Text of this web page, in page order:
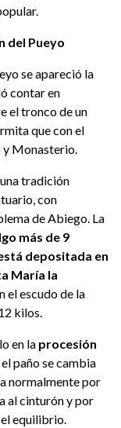
del Pueyo
se apareció la
contar en
el tronco de un
que con el
Monasterio.
tradición
con
de Abiego. La
más de 9
depositada en
María la
el escudo de la
kilos.
en la procesión
paño se cambia
normalmente por
al cinturón y por
equilibrio.